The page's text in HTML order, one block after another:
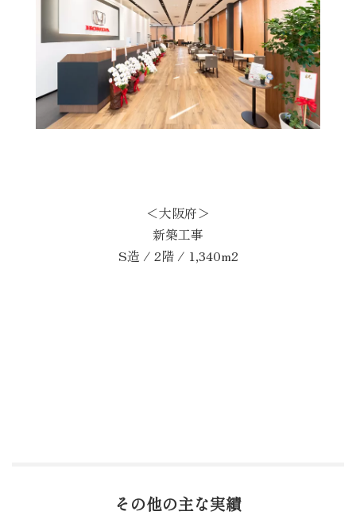
＜大阪府＞
新築工事
S造 / 2階 / 1,340m2
その他の主な実績